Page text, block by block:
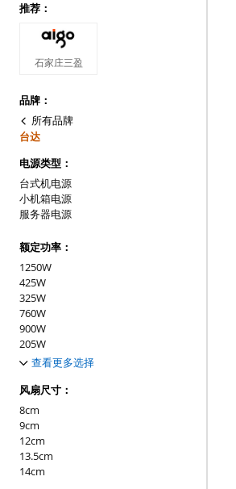
推荐：
石家庄三盈
品牌：
所有品牌
台达
电源类型：
台式机电源
小机箱电源
服务器电源
额定功率：
1250W
425W
325W
760W
900W
205W
475W
480W
530W
150W
160W
305W
1300W
查看更多选择
风扇尺寸：
8cm
9cm
12cm
13.5cm
14cm